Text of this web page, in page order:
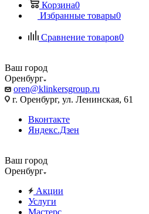
Корзина0
Избранные товары0
Сравнение товаров0
Ваш город
Оренбург
oren@klinkersgroup.ru
г. Оренбург, ул. Ленинская, 61
Вконтакте
Яндекс.Дзен
Ваш город
Оренбург
Акции
Услуги
Мастерс